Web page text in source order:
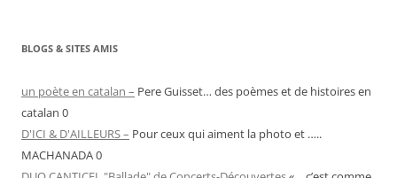
BLOGS & SITES AMIS
un poète en catalan – Pere Guisset… des poèmes et de histoires en
catalan 0
D'ICI & D'AILLEURS – Pour ceux qui aiment la photo et …..
MACHANADA 0